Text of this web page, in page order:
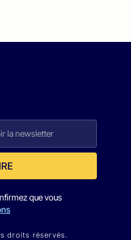
que vous
droits réservés.